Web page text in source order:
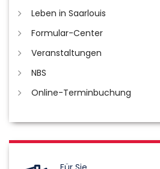
Leben in Saarlouis
Formular-Center
Veranstaltungen
NBS
Online-Terminbuchung